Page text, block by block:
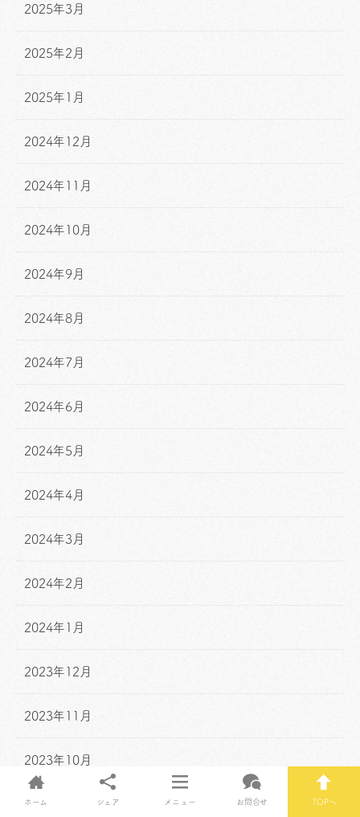
2025年3月
2025年2月
2025年1月
2024年12月
2024年11月
2024年10月
2024年9月
2024年8月
2024年7月
2024年6月
2024年5月
2024年4月
2024年3月
2024年2月
2024年1月
2023年12月
2023年11月
2023年10月
2023年9月
ホーム シェア メニュー お問合せ TOPへ